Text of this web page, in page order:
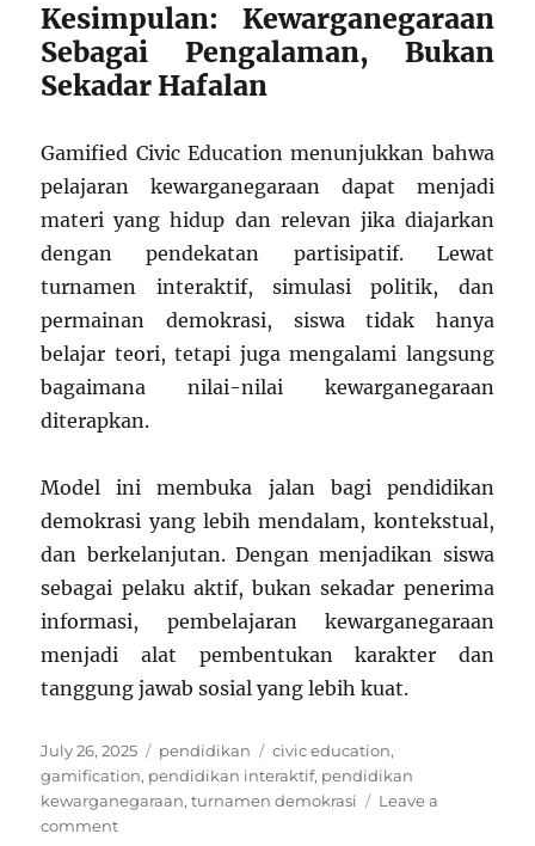
Kesimpulan: Kewarganegaraan
Sebagai Pengalaman, Bukan
Sekadar Hafalan
Gamified Civic Education menunjukkan bahwa
pelajaran kewarganegaraan dapat menjadi
materi yang hidup dan relevan jika diajarkan
dengan pendekatan partisipatif. Lewat
turnamen interaktif, simulasi politik, dan
permainan demokrasi, siswa tidak hanya
belajar teori, tetapi juga mengalami langsung
bagaimana nilai-nilai kewarganegaraan
diterapkan.
Model ini membuka jalan bagi pendidikan
demokrasi yang lebih mendalam, kontekstual,
dan berkelanjutan. Dengan menjadikan siswa
sebagai pelaku aktif, bukan sekadar penerima
informasi, pembelajaran kewarganegaraan
menjadi alat pembentukan karakter dan
tanggung jawab sosial yang lebih kuat.
Posted
on
July 26, 2025 Categories
pendidikan Tags
civic education,
gamification, pendidikan interaktif, pendidikan
kewarganegaraan,turnamen demokrasi
Leave a
commenton